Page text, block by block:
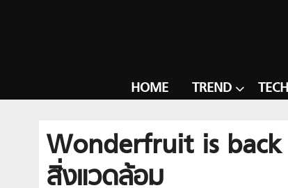
HOME TREND
Wonderfruit is back
สิ่งแวดล้อม